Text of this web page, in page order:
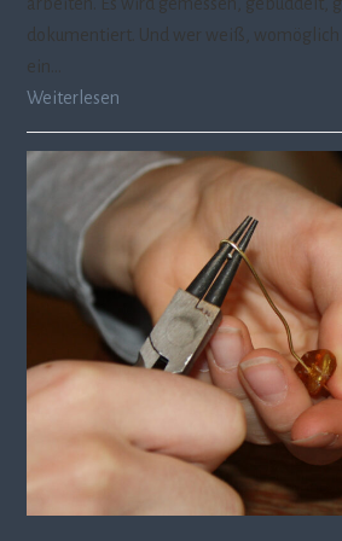
dokumentiert. Und wer weiß,
ein…
Weiterlesen